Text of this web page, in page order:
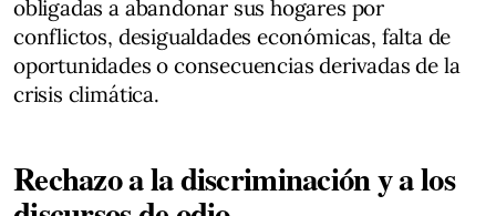
obligadas a abandonar sus hogares por
conflictos, desigualdades económicas, falta de
oportunidades o consecuencias derivadas de la
crisis climática.
Rechazo a la discriminación y a los